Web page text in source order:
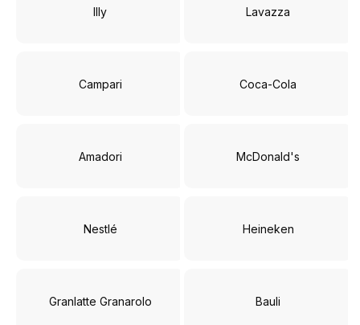
Illy Lavazza
Campari Coca-Cola
Amadori McDonald's
Nestlé Heineken
Granlatte Granarolo Bauli